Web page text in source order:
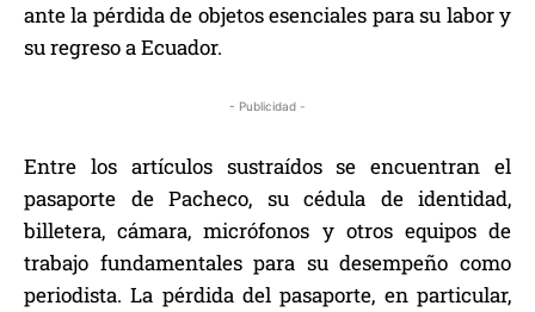
ante la pérdida de objetos esenciales para su labor y
su regreso a Ecuador.
- Publicidad -
Entre los artículos sustraídos se encuentran el
pasaporte de Pacheco, su cédula de identidad,
billetera, cámara, micrófonos y otros equipos de
trabajo fundamentales para su desempeño como
periodista. La pérdida del pasaporte, en particular,